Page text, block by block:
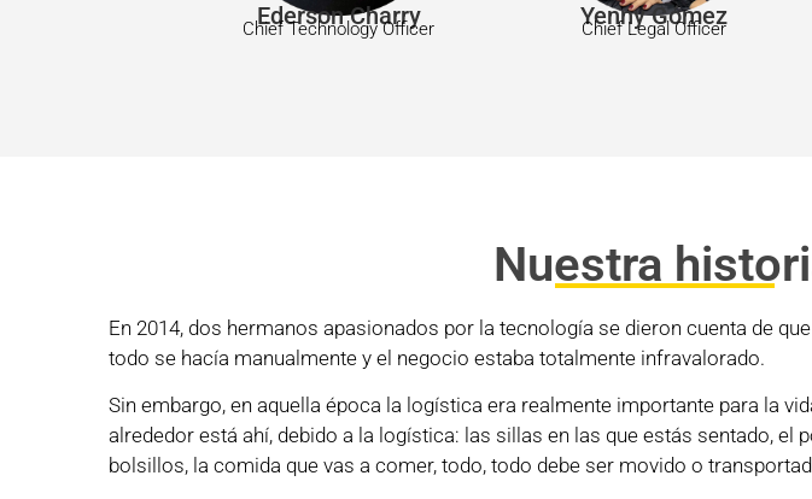
Ederson Charry
Chief Technology Officer Yenny Gómez
Chief Legal Officer
Nuestra
En 2014, dos hermanos apasionados por la tecnología se dieron cuenta de
todo se hacía manualmente y el negocio estaba totalmente infravalorado.
Sin embargo, en aquella época la logística era realmente importante para la
alrededor está ahí, debido a la logística: las sillas en las que estás sentado, el
bolsillos, la comida que vas a comer, todo, todo debe ser movido o